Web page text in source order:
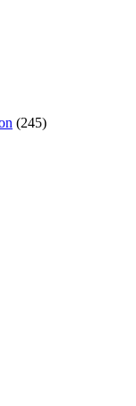
(245)